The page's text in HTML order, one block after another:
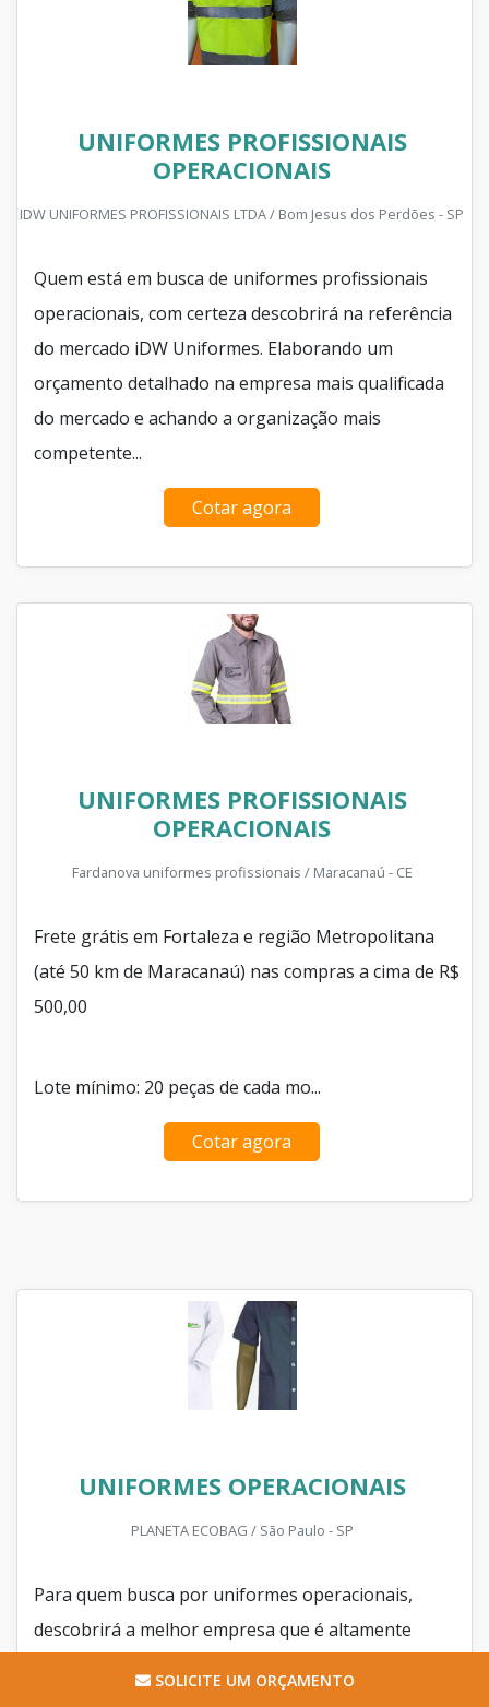
UNIFORMES PROFISSIONAIS
OPERACIONAIS
IDW UNIFORMES PROFISSIONAIS LTDA / Bom Jesus dos Perdões - SP
Quem está em busca de uniformes profissionais
operacionais, com certeza descobrirá na referência
do mercado iDW Uniformes. Elaborando um
orçamento detalhado na empresa mais qualificada
do mercado e achando a organização mais
competente...
Cotar agora
UNIFORMES PROFISSIONAIS
OPERACIONAIS
Fardanova uniformes profissionais / Maracanaú - CE
Frete grátis em Fortaleza e região Metropolitana
(até 50 km de Maracanaú) nas compras a cima de R$
500,00
Lote mínimo: 20 peças de cada mo...
Cotar agora
UNIFORMES OPERACIONAIS
PLANETA ECOBAG / São Paulo - SP
Para quem busca por uniformes operacionais,
descobrirá a melhor empresa que é altamente
SOLICITE UM ORÇAMENTO